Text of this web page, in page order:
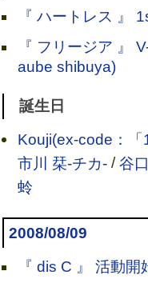
『 ハートレス 』
『 フリージア 』
aube shibuya)
誕生日
Kouji(ex-code：「
市川 栞-チカ-/谷
蛉
2008/08/09
『 dis C 』 活動